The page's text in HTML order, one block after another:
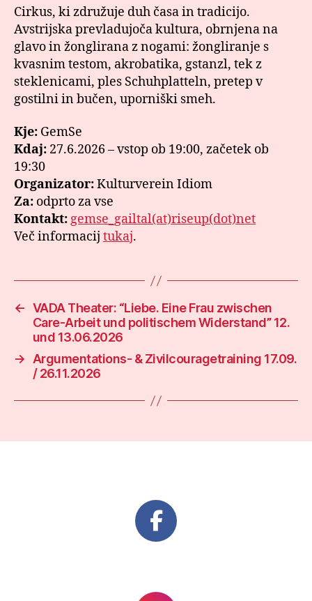
Cirkus, ki združuje duh časa in tradicijo.
Avstrijska prevladujoča kultura, obrnjena na
glavo in žonglirana z nogami: žongliranje s
kvasnim testom, akrobatika, gstanzl, tek z
steklenicami, ples Schuhplatteln, pretep v
gostilni in bučen, uporniški smeh.
Kje: GemSe
Kdaj: 27.6.2026 – vstop ob 19:00, začetek ob
19:30
Organizator:Kulturverein Idiom
Za: odprto za vse
Kontakt:gemse_gailtal(at)riseup(dot)net
Več informacij tukaj.
← VADA Theater: “Liebe. Eine Frau zwischen
Care-Arbeit und politischem Widerstand” 12.
und 13.06.2026
→ Argumentations- & Zivilcouragetraining 17.09.
/ 26.11.2026